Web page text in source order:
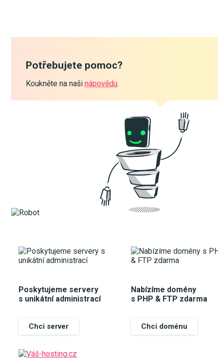
Potřebujete pomoc?
Koukněte na naši nápovědu.
Nabízíme domény
s PHP & FTP zdarma
Chci doménu
Poskytujeme servery
s unikátní administrací
Chci server